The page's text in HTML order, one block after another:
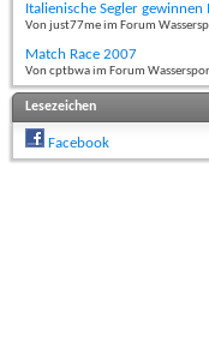
Italienische Segler
Von just77me im Forum
Match Race 2007
Von cptbwa im Forum
Lesezeichen
Facebook